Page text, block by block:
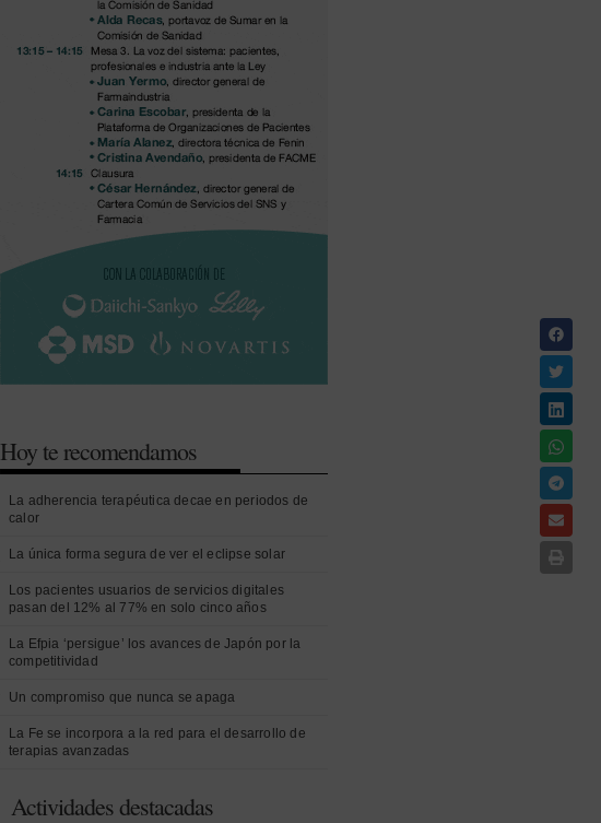
Hoy te recomendamos
La adherencia terapéutica decae en periodos de
calor
La única forma segura de ver el eclipse solar
Los pacientes usuarios de servicios digitales
pasan del 12% al 77% en solo cinco años
La Efpia ‘persigue’ los avances de Japón por la
competitividad
Un compromiso que nunca se apaga
La Fe se incorpora a la red para el desarrollo de
terapias avanzadas
Actividades destacadas